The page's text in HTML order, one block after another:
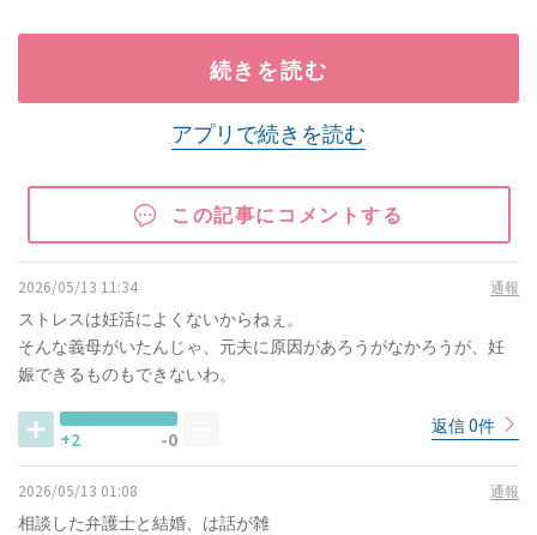
続きを読む
アプリで続きを読む
この記事にコメントする
2026/05/13 11:34 通報
ストレスは妊活によくないからねぇ。
そんな義母がいたんじゃ、元夫に原因があろうがなかろうが、妊
娠できるものもできないわ。
+2 -0
返信 0件
2026/05/13 01:08 通報
相談した弁護士と結婚、は話が雑